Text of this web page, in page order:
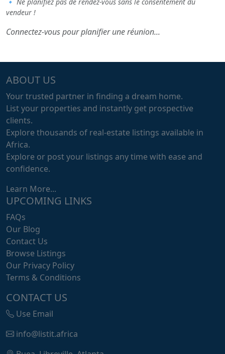
vendeur !
Connectez-vous pour planifier une réunion...
ABOUT US
Your trusted partner in finding a dream home.
List your properties and instantly get prospective
clients.
Explore thousands of real-estate listings available in
Africa.
Explore or post your listings any time with ease and
confidence.
Learn More...
UPCOMING LINKS
FAQs
Our Blog
Contact Us
Browse Listings
Our Privacy Policy
Terms & Conditions
CONTACT US
Use Email
info@listit.africa